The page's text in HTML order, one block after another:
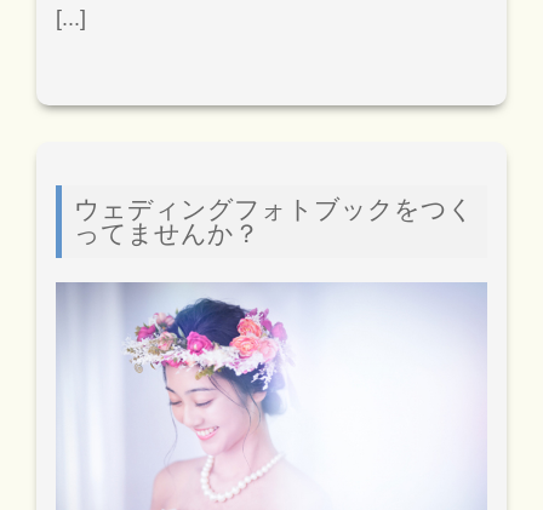
[...]
ウェディングフォトブックをつく
ってませんか？